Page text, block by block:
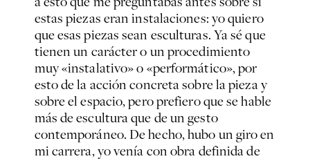
estas piezas eran instalaciones: yo quiero
que esas piezas sean esculturas. Ya sé que
tienen un carácter o un procedimiento
muy «instalativo» o «performático», por
esto de la acción concreta sobre la pieza y
sobre el espacio, pero prefiero que se hable
más de escultura que de un gesto
contemporáneo. De hecho, hubo un giro en
mi carrera, yo venía con obra definida de